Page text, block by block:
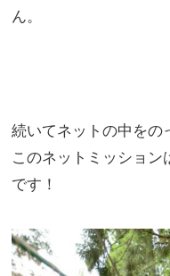
ん。
続いてネットの中をの
このネットミッション
です！